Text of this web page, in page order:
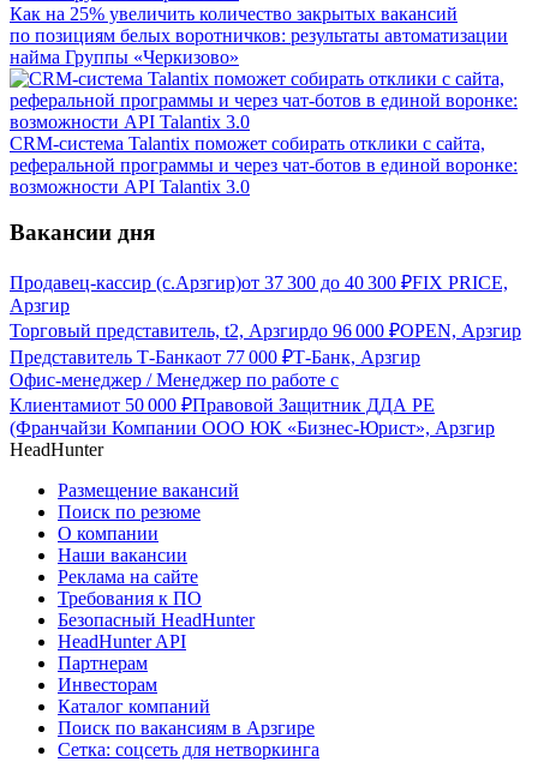
Как на 25% увеличить количество закрытых вакансий
по позициям белых воротничков: результаты автоматизации
найма Группы «Черкизово»
CRM-система Talantix поможет собирать отклики с сайта,
реферальной программы и через чат-ботов в единой воронке:
возможности API Talantix 3.0
Вакансии дня
Продавец-кассир (с.Арзгир)от 37 300 до 40 300 ₽FIX PRICE,
Арзгир
Торговый представитель, t2, Арзгирдо 96 000 ₽OPEN, Арзгир
Представитель Т-Банкаот 77 000 ₽Т-Банк, Арзгир
Офис-менеджер / Менеджер по работе с
Клиентамиот 50 000 ₽Правовой Защитник ДДА РЕ
(Франчайзи Компании ООО ЮК «Бизнес-Юрист», Арзгир
HeadHunter
Размещение вакансий
Поиск по резюме
О компании
Наши вакансии
Реклама на сайте
Требования к ПО
Безопасный HeadHunter
HeadHunter API
Партнерам
Инвесторам
Каталог компаний
Поиск по вакансиям в Арзгире
Сетка: соцсеть для нетворкинга